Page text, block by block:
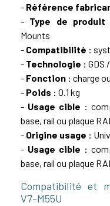
- Référence
- Type de produit
Mounts
- Compatibilité :
- Technologie : GDS
- Fonction : charge
- Poids : 0.1 kg
- Usage cible :
base, rail ou plaque
- Origine usage :
- Usage cible :
base, rail ou plaque
Compatibilité et
V7-M55U